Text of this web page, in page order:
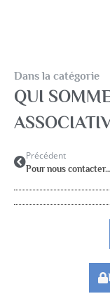
Dans la catégorie
QUI
Précédent
Pour nous contacter…